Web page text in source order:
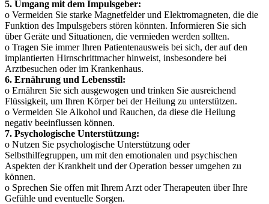
5. Umgang mit dem Impulsgeber:
o Vermeiden Sie starke Magnetfelder und Elektromagneten, die die
Funktion des Impulsgebers stören könnten. Informieren Sie sich
über Geräte und Situationen, die vermieden werden sollten.
o Tragen Sie immer Ihren Patientenausweis bei sich, der auf den
implantierten Hirnschrittmacher hinweist, insbesondere bei
Arztbesuchen oder im Krankenhaus.
6. Ernährung und Lebensstil:
o Ernähren Sie sich ausgewogen und trinken Sie ausreichend
Flüssigkeit, um Ihren Körper bei der Heilung zu unterstützen.
o Vermeiden Sie Alkohol und Rauchen, da diese die Heilung
negativ beeinflussen können.
7. Psychologische Unterstützung:
o Nutzen Sie psychologische Unterstützung oder
Selbsthilfegruppen, um mit den emotionalen und psychischen
Aspekten der Krankheit und der Operation besser umgehen zu
können.
o Sprechen Sie offen mit Ihrem Arzt oder Therapeuten über Ihre
Gefühle und eventuelle Sorgen.